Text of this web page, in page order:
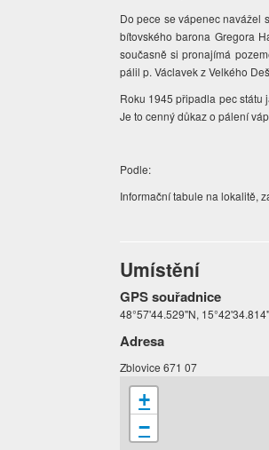
Do pece se vápenec navážel
bítovského barona Gregora
současně si pronajímá
pálil p. Václavek z Velkého
Roku 1945 připadla pec státu
Je to cenný důkaz o pálení
Podle:
Informační tabule na lokalitě,
Umístění
GPS souřadnice
48°57'44.529"N,
Adresa
Zblovice 671 07
+
−